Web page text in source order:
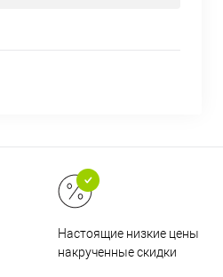
Настоящие низкие цены и
накрученные скидки